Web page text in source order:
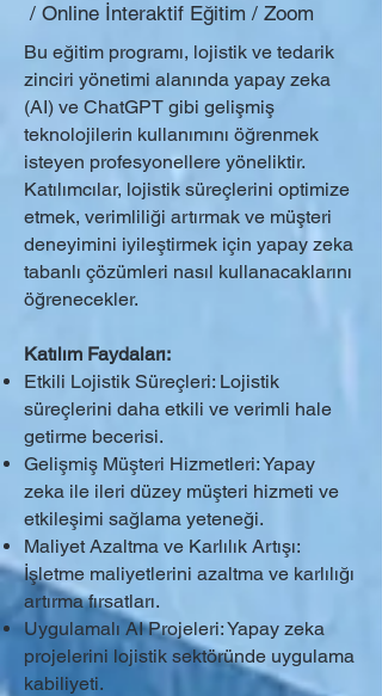
/ Online İnteraktif Eğitim / Zoom
Bu eğitim programı, lojistik ve tedarik
zinciri yönetimi alanında yapay zeka
(AI) ve ChatGPT gibi gelişmiş
teknolojilerin kullanımını öğrenmek
isteyen profesyonellere yöneliktir.
Katılımcılar, lojistik süreçlerini optimize
etmek, verimliliği artırmak ve müşteri
deneyimini iyileştirmek için yapay zeka
tabanlı çözümleri nasıl kullanacaklarını
öğrenecekler.
Katılım Faydaları:
Etkili Lojistik Süreçleri: Lojistik
süreçlerini daha etkili ve verimli hale
getirme becerisi.
Gelişmiş Müşteri Hizmetleri: Yapay
zeka ile ileri düzey müşteri hizmeti ve
etkileşimi sağlama yeteneği.
Maliyet Azaltma ve Karlılık Artışı:
İşletme maliyetlerini azaltma ve karlılığı
artırma fırsatları.
Uygulamalı AI Projeleri: Yapay zeka
projelerini lojistik sektöründe uygulama
kabiliyeti.